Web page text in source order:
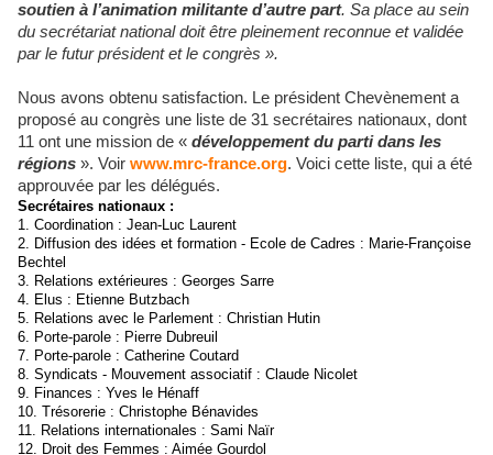
soutien à l’animation militante d’autre part. Sa place au sein
du secrétariat national doit être pleinement reconnue et validée
par le futur président et le congrès ».
Nous avons obtenu satisfaction. Le président Chevènement a
proposé au congrès une liste de 31 secrétaires nationaux, dont
11 ont une mission de « développement du parti dans les
régions ». Voir www.mrc-france.org. Voici cette liste, qui a été
approuvée par les délégués.
Secrétaires nationaux :
1. Coordination : Jean-Luc Laurent
2. Diffusion des idées et formation - Ecole de Cadres : Marie-Françoise
Bechtel
3. Relations extérieures : Georges Sarre
4. Elus : Etienne Butzbach
5. Relations avec le Parlement : Christian Hutin
6. Porte-parole : Pierre Dubreuil
7. Porte-parole : Catherine Coutard
8. Syndicats - Mouvement associatif : Claude Nicolet
9. Finances : Yves le Hénaff
10. Trésorerie : Christophe Bénavides
11. Relations internationales : Sami Naïr
12. Droit des Femmes : Aimée Gourdol